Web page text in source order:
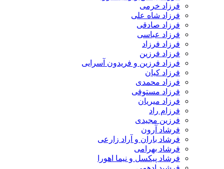
فرزاد خرمی
فرزاد شاه علی
فرزاد صادقی
فرزاد عباسی
فرزاد فرزاد
فرزاد فرزین
فرزاد فرزین و فریدون آسرایی
فرزاد کیان
فرزاد محمدی
فرزاد مستوفی
فرزاد میریان
فرزام راد
فرزین مجیدی
فرشاد آرون
فرشاد باران و آراد زارعی
فرشاد بهرامی
فرشاد پیکسل و نیما اهورا